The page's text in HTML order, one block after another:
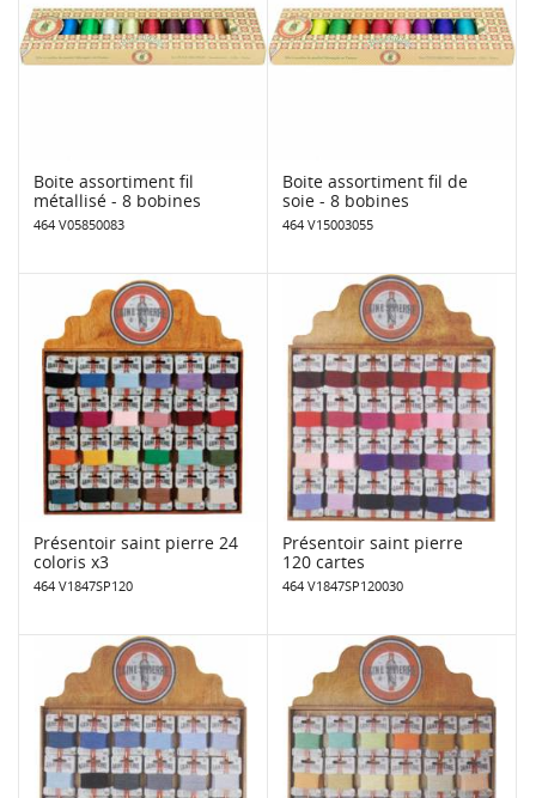
Boite assortiment fil
métallisé - 8 bobines
464 V05850083
Boite assortiment fil de
soie - 8 bobines
464 V15003055
Présentoir saint pierre 24
coloris x3
464 V1847SP120
Présentoir saint pierre
120 cartes
464 V1847SP120030